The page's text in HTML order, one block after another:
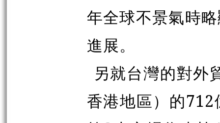
年全球不景氣時
進展。
另就台灣的對外
香港地區）的